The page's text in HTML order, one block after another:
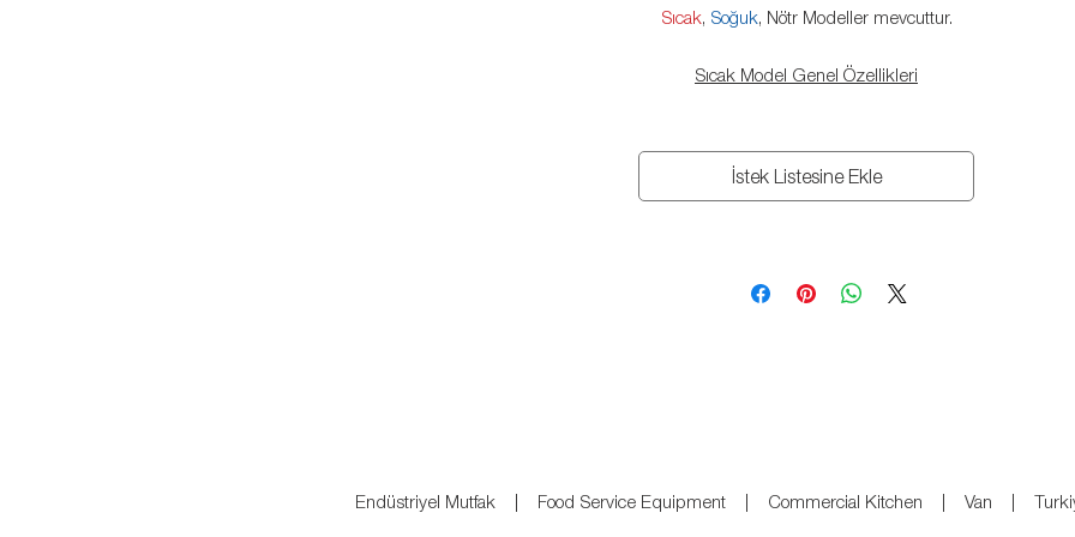
Sıcak, Soğuk, Nötr Modeller mevcuttur.
Sıcak Model Genel Özellikleri
Dijital termometre
Çarpmalara karşı darbe sönümlendirici 4 adet yuvarlak lastik tampon.
İç Derinlik: 65 Cm (GN 2/1 Kapasiteli)
İstek Listesine Ekle
Endüstriyel Mutfak | Food Service Equipment | Commercial Kitchen | Van |